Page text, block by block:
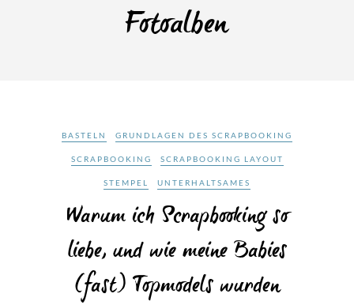
Fotoalben
BASTELN GRUNDLAGEN DES SCRAPBOOKING
SCRAPBOOKING SCRAPBOOKING LAYOUT
STEMPEL UNTERHALTSAMES
Warum ich Scrapbooking so
liebe, und wie meine Babies
(fast) Topmodels wurden